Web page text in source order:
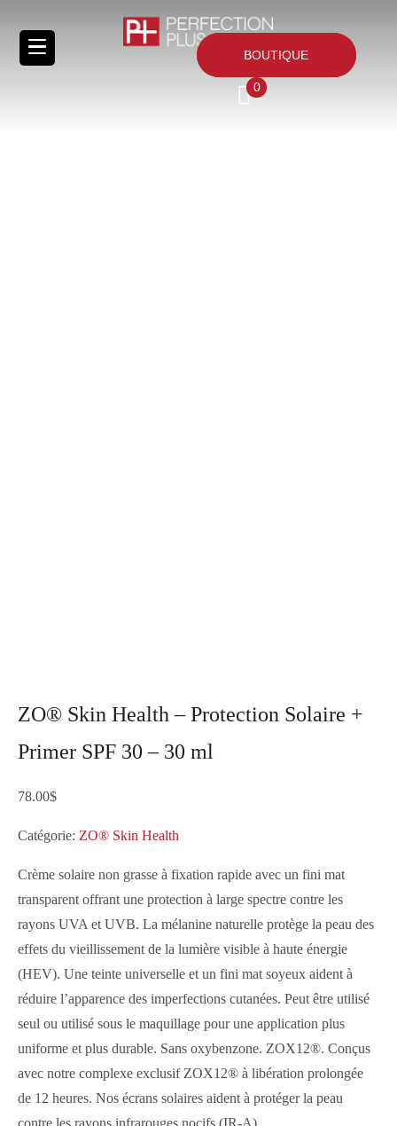
BOUTIQUE
0
ZO® Skin Health – Protection Solaire +
Primer SPF 30 – 30 ml
78.00$
Catégorie: ZO® Skin Health
Crème solaire non grasse à fixation rapide avec un fini mat
transparent offrant une protection à large spectre contre les
rayons UVA et UVB. La mélanine naturelle protège la peau des
effets du vieillissement de la lumière visible à haute énergie
(HEV). Une teinte universelle et un fini mat soyeux aident à
réduire l’apparence des imperfections cutanées. Peut être utilisé
seul ou utilisé sous le maquillage pour une application plus
uniforme et plus durable. Sans oxybenzone. ZOX12®. Conçus
avec notre complexe exclusif ZOX12® à libération prolongée
de 12 heures. Nos écrans solaires aident à protéger la peau
contre les rayons infrarouges nocifs (IR-A).